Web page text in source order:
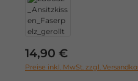
Regulärer Preis:
14,90 €
Preise inkl. MwSt. zzgl.